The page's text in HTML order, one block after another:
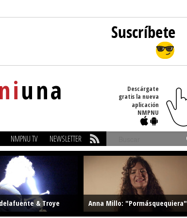
niuna
Descárgate
gratis la nueva
aplicación
NMPNU
NMPNU TV NEWSLETTER
Buscar
& Troye
Anna Millo: "Pormásquequiera"